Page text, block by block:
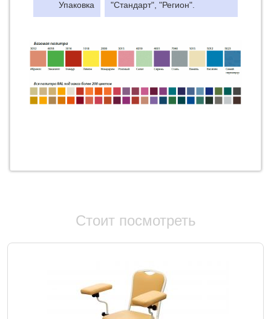
Упаковка "Стандарт", "Регион".
Стоит посмотреть